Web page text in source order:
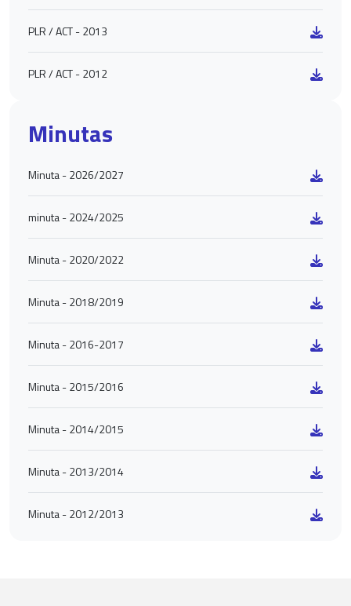
PLR / ACT - 2013
PLR / ACT - 2012
Minutas
Minuta - 2026/2027
minuta - 2024/2025
Minuta - 2020/2022
Minuta - 2018/2019
Minuta - 2016-2017
Minuta - 2015/2016
Minuta - 2014/2015
Minuta - 2013/2014
Minuta - 2012/2013